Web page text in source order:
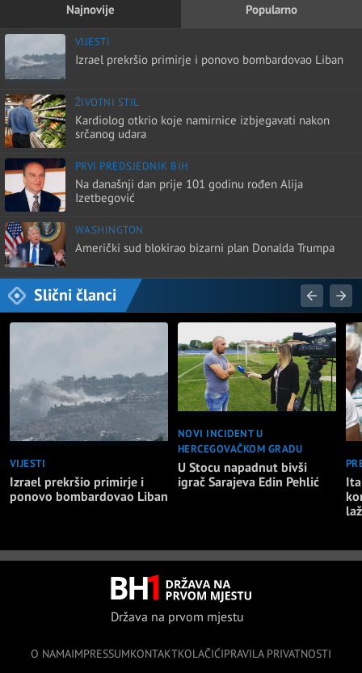
Najnovije Popularno
VIJESTI
Izrael prekršio primirje i ponovo bombardovao Liban
ŽIVOTNI STIL
Kardiolog otkrio koje namirnice izbjegavati nakon
srčanog udara
PRVI PREDSJEDNIK BIH
Na današnji dan prije 101 godinu rođen Alija
Izetbegović
WASHINGTON
Američki sud blokirao bizarni plan Donalda Trumpa
Slični članci
VIJESTI
Izrael prekršio primirje i
ponovo bombardovao Liban
NOVI INCIDENT U
HERCEGOVAČKOM GRADU
U Stocu napadnut bivši
igrač Sarajeva Edin Pehlić
Država na prvom mjestu
O NAMAIMPRESSUMKONTAKTKOLAČIĆIPRAVILA PRIVATNOSTI